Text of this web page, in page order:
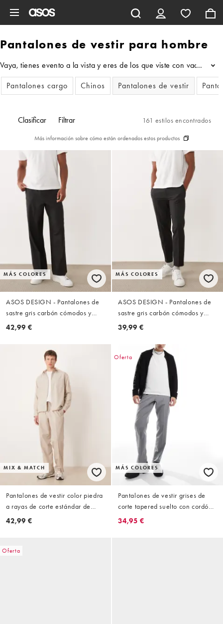
Pantalones de vestir para hombre
Vaya, tienes evento a la vista y eres de los que viste con
...
Pantalones cargo
Chinos Pantalones de vestir
Clasificar Filtrar 161 estilos encontrados
Más información sobre cómo están ordenados estos productos
MÁS COLORES
ASOS DESIGN - Pantalones de
sastre gris carbón cómodos y
elásticos de pernera ancha con
42,99 €
MÁS COLORES
ASOS DESIGN - Pantalones de
sastre gris carbón cómodos y
elásticos de corte tapered con
39,99 €
MIX & MATCH
Pantalones de vestir color piedra
a rayas de corte estándar de
ASOS DESIGN (parte de un
42,99 €
Oferta
MÁS COLORES
Pantalones de vestir grises de
corte tapered suelto con cordón
ajustable de Jack & Jones
34,95 €
Oferta